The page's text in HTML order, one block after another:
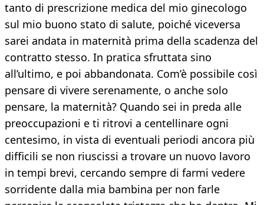
tanto di prescrizione medica del mio ginecologo
sul mio buono stato di salute, poiché viceversa
sarei andata in maternità prima della scadenza del
contratto stesso. In pratica sfruttata sino
all’ultimo, e poi abbandonata. Com’è possibile così
pensare di vivere serenamente, o anche solo
pensare, la maternità? Quando sei in preda alle
preoccupazioni e ti ritrovi a centellinare ogni
centesimo, in vista di eventuali periodi ancora più
difficili se non riuscissi a trovare un nuovo lavoro
in tempi brevi, cercando sempre di farmi vedere
sorridente dalla mia bambina per non farle